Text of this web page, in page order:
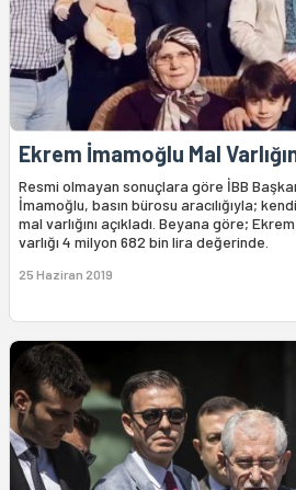
Ekrem İmamoğlu Mal
Resmi olmayan sonuçlara göre İBB
İmamoğlu, basın bürosu aracılığıyla;
mal varlığını açıkladı. Beyana göre;
varlığı 4 milyon 682 bin lira değerinde.
25 Haziran 2019